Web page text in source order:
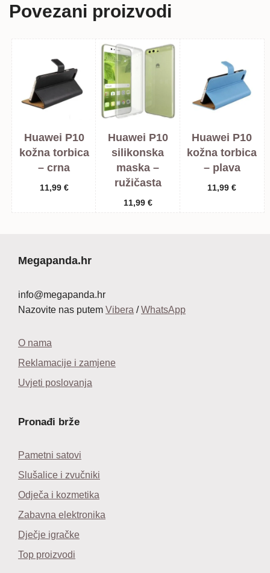
Povezani proizvodi
Huawei P10
kožna torbica
– crna
11,99 €
Huawei P10
silikonska
maska –
ružičasta
11,99 €
Huawei P10
kožna torbica
– plava
11,99€
Megapanda.hr
info@megapanda.hr
Nazovite nas putem Vibera /WhatsApp
O nama
Reklamacije i zamjene
Uvjeti poslovanja
Pronađi brže
Pametni satovi
Slušalice i zvučniki
Odječa i kozmetika
Zabavna elektronika
Dječje igračke
Top proizvodi